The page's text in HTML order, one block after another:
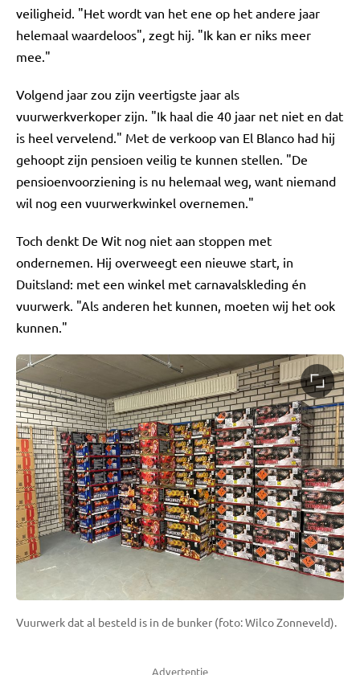
veiligheid. "Het wordt van het ene op het andere jaar
helemaal waardeloos", zegt hij. "Ik kan er niks meer
mee."
Volgend jaar zou zijn veertigste jaar als
vuurwerkverkoper zijn. "Ik haal die 40 jaar net niet en dat
is heel vervelend." Met de verkoop van El Blanco had hij
gehoopt zijn pensioen veilig te kunnen stellen. "De
pensioenvoorziening is nu helemaal weg, want niemand
wil nog een vuurwerkwinkel overnemen."
Toch denkt De Wit nog niet aan stoppen met
ondernemen. Hij overweegt een nieuwe start, in
Duitsland: met een winkel met carnavalskleding én
vuurwerk. "Als anderen het kunnen, moeten wij het ook
kunnen."
Vuurwerk dat al besteld is in de bunker (foto: Wilco Zonneveld).
Advertentie